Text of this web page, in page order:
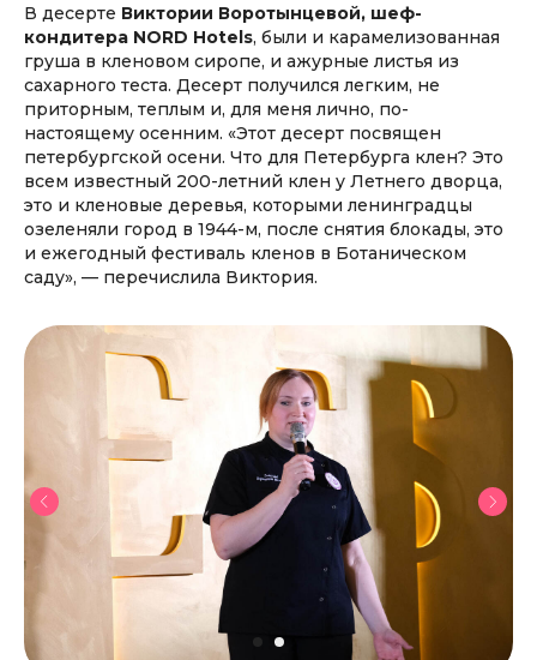
В десерте Виктории Воротынцевой, шеф-
кондитера NORD Hotels, были и карамелизованная
груша в кленовом сиропе, и ажурные листья из
сахарного теста. Десерт получился легким, не
приторным, теплым и, для меня лично, по-
настоящему осенним. «Этот десерт посвящен
петербургской осени. Что для Петербурга клен? Это
всем известный 200-летний клен у Летнего дворца,
это и кленовые деревья, которыми ленинградцы
озеленяли город в 1944-м, после снятия блокады, это
и ежегодный фестиваль кленов в Ботаническом
саду», — перечислила Виктория.